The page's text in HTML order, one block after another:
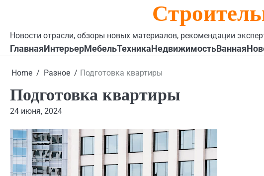
Новости отрасли, обзоры новых материалов, рекомендации
ГлавнаяИнтерьерМебельТехникаНедвижимостьВанная
Home Разное Подготовка квартиры
Подготовка квартиры
24 июня, 2024